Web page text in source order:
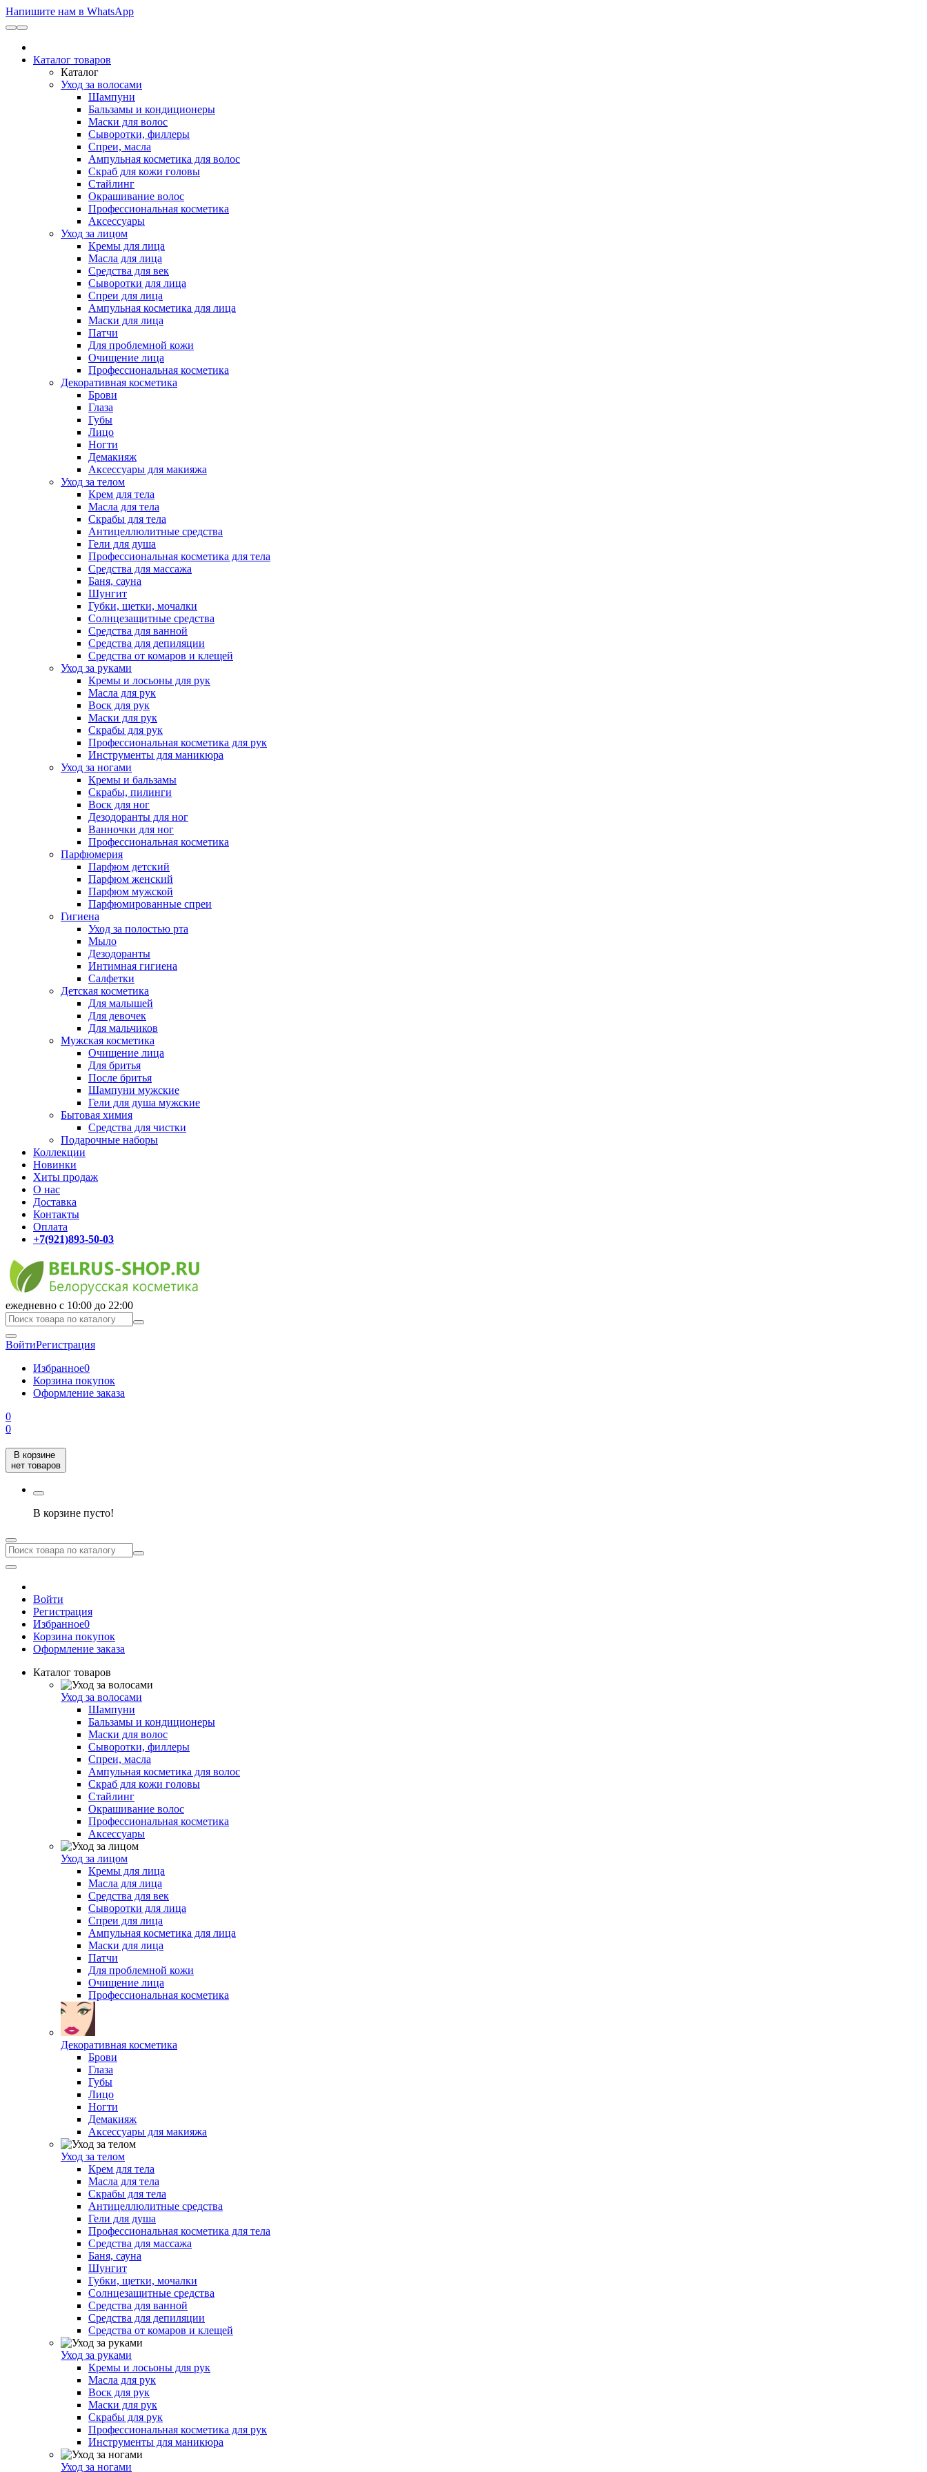
Напишите нам в WhatsApp
Каталог товаров
Каталог
Уход за волосами
Шампуни
Бальзамы и кондиционеры
Маски для волос
Сыворотки, филлеры
Спреи, масла
Ампульная косметика для волос
Скраб для кожи головы
Стайлинг
Окрашивание волос
Профессиональная косметика
Аксессуары
Уход за лицом
Кремы для лица
Масла для лица
Средства для век
Сыворотки для лица
Спреи для лица
Ампульная косметика для лица
Маски для лица
Патчи
Для проблемной кожи
Очищение лица
Профессиональная косметика
Декоративная косметика
Брови
Глаза
Губы
Лицо
Ногти
Демакияж
Аксессуары для макияжа
Уход за телом
Крем для тела
Масла для тела
Скрабы для тела
Антицеллюлитные средства
Гели для душа
Профессиональная косметика для тела
Средства для массажа
Баня, сауна
Шунгит
Губки, щетки, мочалки
Солнцезащитные средства
Средства для ванной
Средства для депиляции
Средства от комаров и клещей
Уход за руками
Кремы и лосьоны для рук
Масла для рук
Воск для рук
Маски для рук
Скрабы для рук
Профессиональная косметика для рук
Инструменты для маникюра
Уход за ногами
Кремы и бальзамы
Скрабы, пилинги
Воск для ног
Дезодоранты для ног
Ванночки для ног
Профессиональная косметика
Парфюмерия
Парфюм детский
Парфюм женский
Парфюм мужской
Парфюмированные спреи
Гигиена
Уход за полостью рта
Мыло
Дезодоранты
Интимная гигиена
Салфетки
Детская косметика
Для малышей
Для девочек
Для мальчиков
Мужская косметика
Очищение лица
Для бритья
После бритья
Шампуни мужские
Гели для душа мужские
Бытовая химия
Средства для чистки
Подарочные наборы
Коллекции
Новинки
Хиты продаж
О нас
Доставка
Контакты
Оплата
+7(921)893-50-03
ежедневно с 10:00 до 22:00
ВойтиРегистрация
Избранное0
Корзина покупок
Оформление заказа
0
0
В корзине
нет товаров
В корзине пусто!
Войти
Регистрация
Избранное0
Корзина покупок
Оформление заказа
Каталог товаров
Уход за волосами
Шампуни
Бальзамы и кондиционеры
Маски для волос
Сыворотки, филлеры
Спреи, масла
Ампульная косметика для волос
Скраб для кожи головы
Стайлинг
Окрашивание волос
Профессиональная косметика
Аксессуары
Уход за лицом
Кремы для лица
Масла для лица
Средства для век
Сыворотки для лица
Спреи для лица
Ампульная косметика для лица
Маски для лица
Патчи
Для проблемной кожи
Очищение лица
Профессиональная косметика
Декоративная косметика
Брови
Глаза
Губы
Лицо
Ногти
Демакияж
Аксессуары для макияжа
Уход за телом
Крем для тела
Масла для тела
Скрабы для тела
Антицеллюлитные средства
Гели для душа
Профессиональная косметика для тела
Средства для массажа
Баня, сауна
Шунгит
Губки, щетки, мочалки
Солнцезащитные средства
Средства для ванной
Средства для депиляции
Средства от комаров и клещей
Уход за руками
Кремы и лосьоны для рук
Масла для рук
Воск для рук
Маски для рук
Скрабы для рук
Профессиональная косметика для рук
Инструменты для маникюра
Уход за ногами